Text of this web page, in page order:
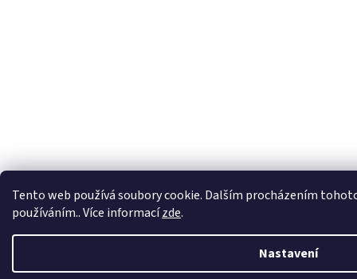
Tento web používá soubory cookie. Dalším procházením
používáním.. Více informacízde.
Nastavení